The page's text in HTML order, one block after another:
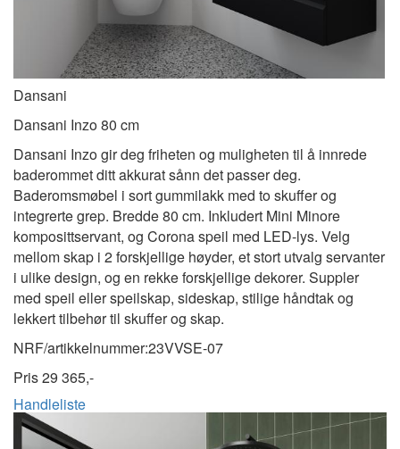
Dansani
Dansani Inzo 80 cm
Dansani Inzo gir deg friheten og muligheten til å innrede
baderommet ditt akkurat sånn det passer deg.
Baderomsmøbel i sort gummilakk med to skuffer og
integrerte grep. Bredde 80 cm. Inkludert Mini Minore
komposittservant, og Corona speil med LED-lys. Velg
mellom skap i 2 forskjellige høyder, et stort utvalg servanter
i ulike design, og en rekke forskjellige dekorer. Suppler
med speil eller speilskap, sideskap, stilige håndtak og
lekkert tilbehør til skuffer og skap.
NRF/artikkelnummer:23VVSE-07
Pris29 365,-
Handleliste